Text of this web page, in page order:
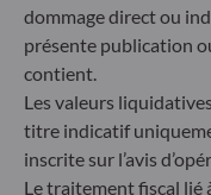
ODDO BHF Asset
6, rue Gabriel Lippmann
L-5365 Munsbach
Luxembourg
+352 45 76 76 245
dommage direct ou
présente publication
contient.
Les valeurs
titre indicatif
inscrite sur l’avis
Le traitement fiscal lié